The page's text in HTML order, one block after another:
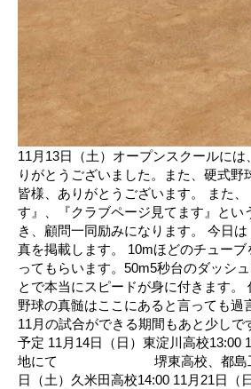
11月13日（土）オープンスクールに
りがとうございました。また、硬式野
皆様、ありがとうございます。 また
す』、『クラブページ見てます』とい
き、顧問一同励みになります。 今日
真を掲載します。 10mほどのチュー
ってもらいます。50m5秒台のダッシ
とで本当にスピードが身に付きます。
野球の真髄はここにあると言っても過
11月の試合ができる期間もあと少しで
予定 11月14日（日）東淀川高校13:00
地にて 堺東高校、都島工業
日（土）久米田高校14:00 11月21日（